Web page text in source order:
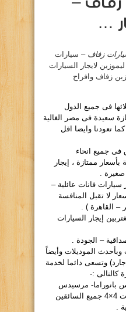
…
زفاف – سيارات
ليموزين لايجار السيارات
زفاف وافراح
فى جميع الدول
سعيدة فى مصر الغالية
تعودنا وايضا اقل
فى جميع انحاء
ممتازة ، إيجار
صغيرة .
سيارات فانات عائلية –
لا تقبل المنافسة
– القاهرة ) .
إيجار السيارات
– الجودة .
الموديلات وأيضاً
وتسعى دائما لخدمة
كالتالى :-
بانوراما- مرسيدس
فياجرا-مرسيدس اس – سيارات 4×4 جميع السائقين
.